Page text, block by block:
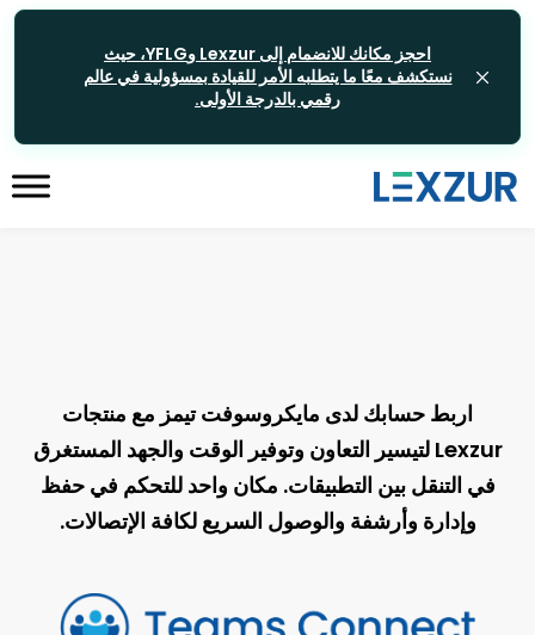
احجز مكانك للانضمام إلى Lexzur وYFLG، حيث
نستكشف معًا ما يتطلبه الأمر للقيادة بمسؤولية في عالم
رقمي بالدرجة الأولى.
اربط حسابك لدى مايكروسوفت تيمز مع منتجات
Lexzur لتيسير التعاون وتوفير الوقت والجهد المستغرق
في التنقل بين التطبيقات. مكان واحد للتحكم في حفظ
وإدارة وأرشفة والوصول السريع لكافة الإتصالات.